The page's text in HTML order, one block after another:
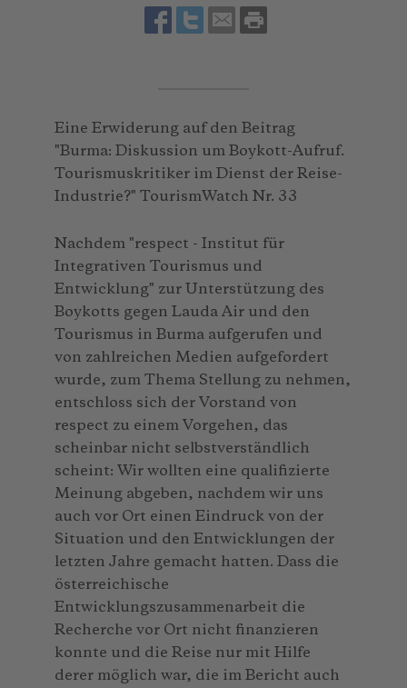
Eine Erwiderung auf den Beitrag
"Burma: Diskussion um Boykott-Aufruf.
Tourismuskritiker im Dienst der Reise-
Industrie?" TourismWatch Nr. 33
Nachdem "respect - Institut für
Integrativen Tourismus und
Entwicklung" zur Unterstützung des
Boykotts gegen Lauda Air und den
Tourismus in Burma aufgerufen und
von zahlreichen Medien aufgefordert
wurde, zum Thema Stellung zu nehmen,
entschloss sich der Vorstand von
respect zu einem Vorgehen, das
scheinbar nicht selbstverständlich
scheint: Wir wollten eine qualifizierte
Meinung abgeben, nachdem wir uns
auch vor Ort einen Eindruck von der
Situation und den Entwicklungen der
letzten Jahre gemacht hatten. Dass die
österreichische
Entwicklungszusammenarbeit die
Recherche vor Ort nicht finanzieren
konnte und die Reise nur mit Hilfe
derer möglich war, die im Bericht auch